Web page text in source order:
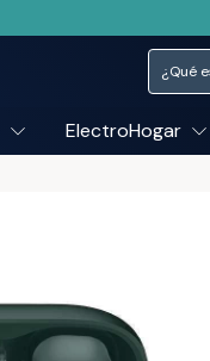
ElectroHogar